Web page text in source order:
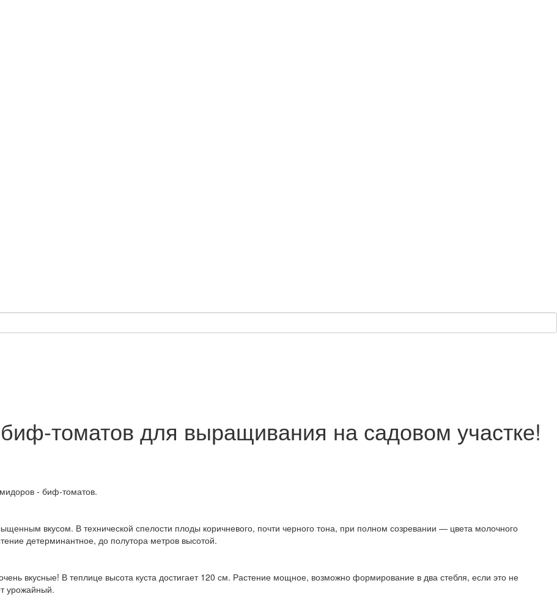
томатов для выращивания на садовом участке!
- биф-томатов.
вкусом. В технической спелости плоды коричневого, почти черного тона, при полном созревании — цвета молочного
детерминантное, до полутора метров высотой.
вкусные! В теплице высота куста достигает 120 см. Растение мощное, возможно формирование в два стебля, если это не
урожайный.